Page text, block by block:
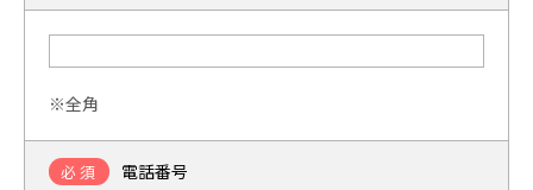
※全角
必須 電話番号